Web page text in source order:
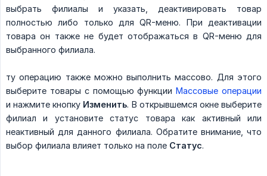
выбрать филиалы и указать, деактивировать товар
полностью либо только для QR-меню. При деактивации
товара он также не будет отображаться в QR-меню для
выбранного филиала.
ту операцию также можно выполнить массово. Для этого
выберите товары с помощью функцииМассовые операции
и нажмите кнопку Изменить. В открывшемся окне выберите
филиал и установите статус товара как активный или
неактивный для данного филиала. Обратите внимание, что
выбор филиала влияет только на поле Статус.